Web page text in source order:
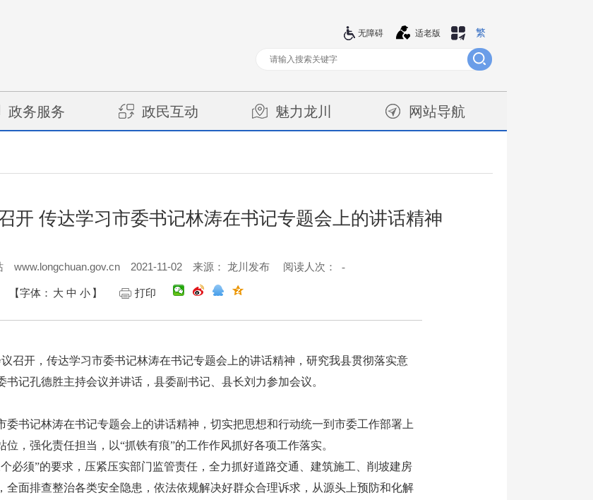
繁
适老版
无障碍
政务服务 政民互动 魅力龙川 网站导航
开 传达学习市委书记林涛在书记专题会上的讲话精神
www.longchuan.gov.cn 2021-11-02 来源： 龙川发布 阅读人次： -
【字体： 大 中 小 】 打印
开，传达学习市委书记林涛在书记专题会上的讲话精神，研究我县贯彻落实意
记孔德胜主持会议并讲话，县委副书记、县长刘力参加会议。
书记林涛在书记专题会上的讲话精神，切实把思想和行动统一到市委工作部署上
，强化责任担当，以“抓铁有痕”的工作作风抓好各项工作落实。
须”的要求，压紧压实部门监管责任，全力抓好道路交通、建筑施工、削坡建房
全面排查整治各类安全隐患，依法依规解决好群众合理诉求，从源头上预防和化解